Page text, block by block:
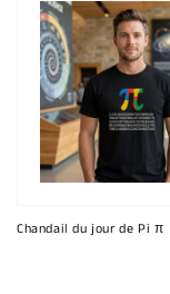
Chandail du jour de Pi π